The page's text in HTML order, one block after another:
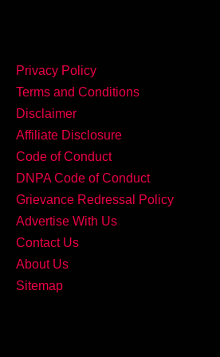
Privacy Policy
Terms and Conditions
Disclaimer
Affiliate Disclosure
Code of Conduct
DNPA Code of Conduct
Grievance Redressal Policy
Advertise With Us
Contact Us
About Us
Sitemap